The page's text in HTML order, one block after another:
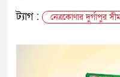
ট্যাগ :
নেত্রকোণার দুর্গাপুর